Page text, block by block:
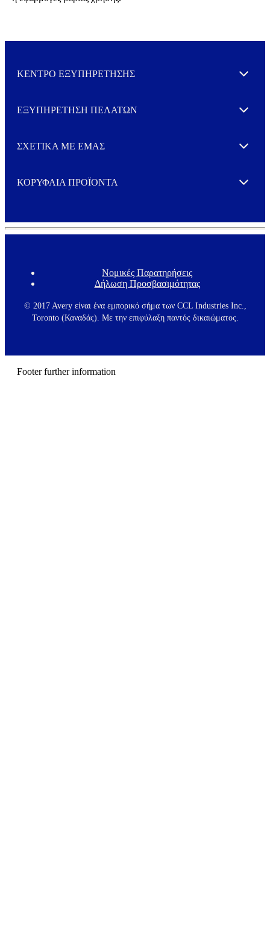
ΚΕΝΤΡΟ ΕΞΥΠΗΡΕΤΗΣΗΣ Expand
ΕΞΥΠΗΡΕΤΗΣΗ ΠΕΛΑΤΩΝ Expand
ΣΧΕΤΙΚΑ ΜΕ ΕΜΑΣ Expand
ΚΟΡΥΦΑΙΑ ΠΡΟΪΟΝΤΑ Expand
F
o
t
e
Νομικές Παρατηρήσεις
Δήλωση Προσβασιμότητας
© 2017 Avery είναι ένα εμπορικό σήμα των CCL Industries Inc.,
Toronto (Καναδάς). Με την επιφύλαξη παντός δικαιώματος.
Footer further information